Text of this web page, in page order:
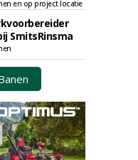
en op project locatie
SmitsRinsma